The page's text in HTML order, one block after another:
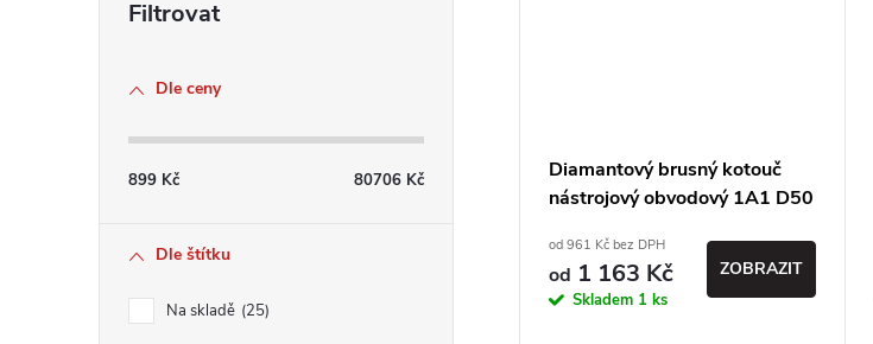
Dle ceny
899 Kč 80706 Kč
Dle štítku
Na skladě 25
Diamantový brusný kotouč
nástrojový obvodový 1A1 D50
od 961 Kč bez DPH
od 1 163 Kč
Skladem 1 ks
ZOBRAZIT